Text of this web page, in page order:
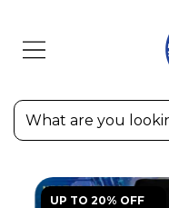
UP TO 20% OFF